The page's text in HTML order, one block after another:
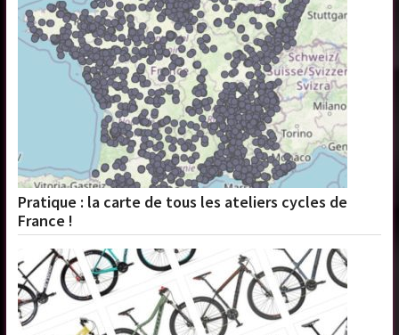
Pratique : la carte de tous les ateliers cycles de
France !